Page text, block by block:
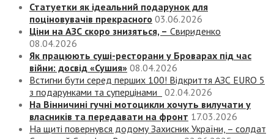
Статуетки як ідеальний подарунок для
поціновувачів прекрасного 03.06.2026
Ціни на АЗС скоро знизяться, – Свириденко
08.04.2026
Як працюють суші-ресторани у Броварах під час
війни: досвід «Сушия» 08.04.2026
Встигни бути серед перших 100! Відкриття АЗС EURO 5
з подарунками та суперцінами
02.04.2026
На Вінничині гучні мотоцикли хочуть вилучати у
власників та передавати на фронт 17.03.2026
На щиті повернувся додому Захисник України, – солдат